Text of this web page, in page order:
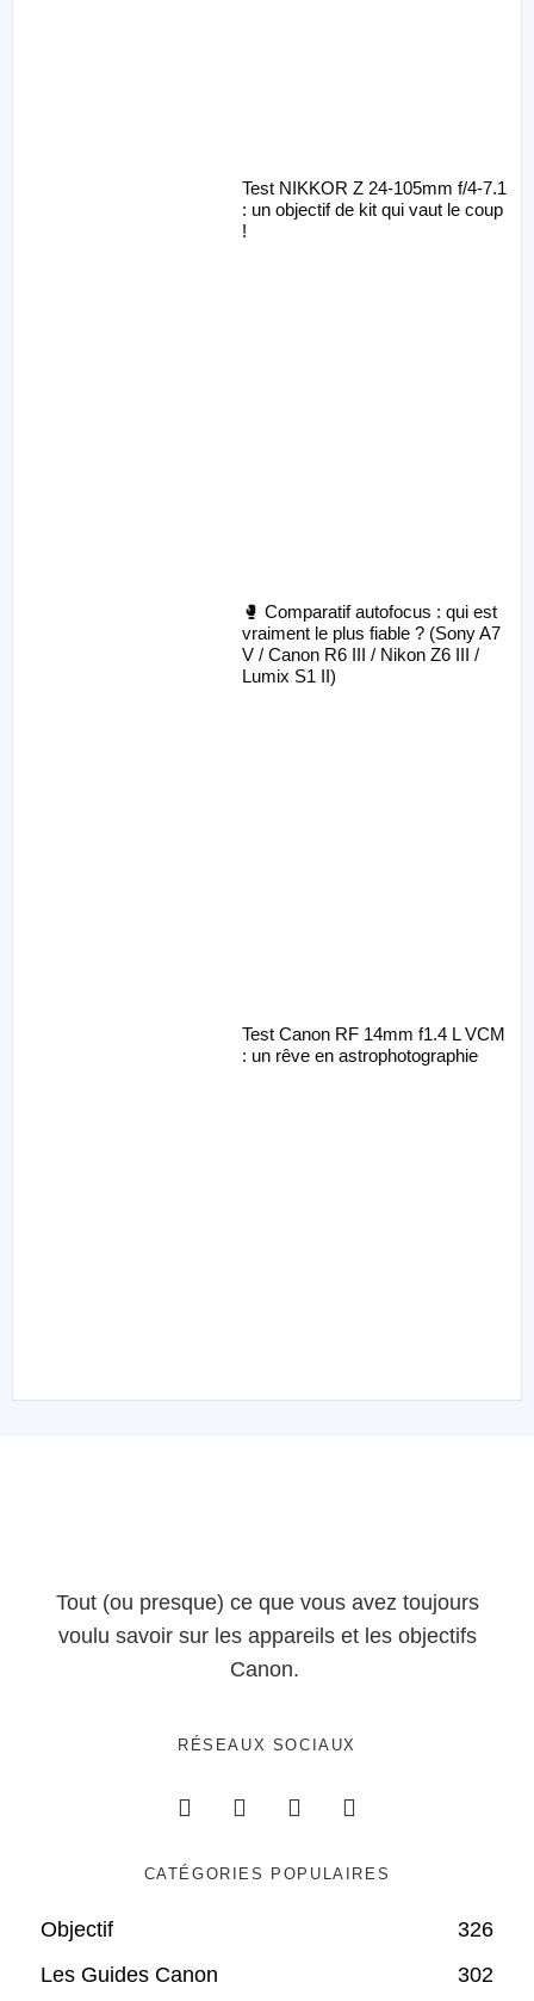
Test NIKKOR Z 24-105mm f/4-7.1
: un objectif de kit qui vaut le coup
!
🥊 Comparatif autofocus : qui est
vraiment le plus fiable ? (Sony A7
V / Canon R6 III / Nikon Z6 III /
Lumix S1 II)
Test Canon RF 14mm f1.4 L VCM
: un rêve en astrophotographie
Tout (ou presque) ce que vous avez toujours
voulu savoir sur les appareils et les objectifs
Canon.
RÉSEAUX SOCIAUX
CATÉGORIES POPULAIRES
Objectif
326
Les Guides Canon
302